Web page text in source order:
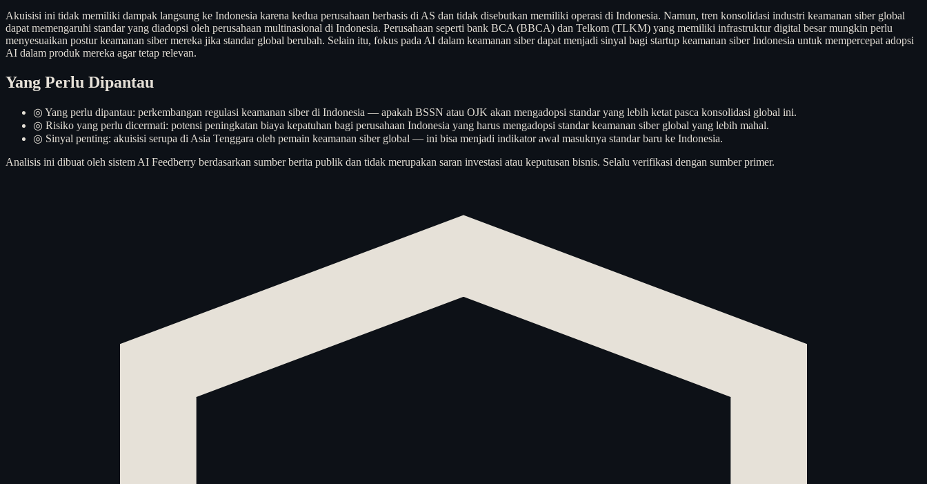
Akuisisi ini tidak memiliki dampak langsung ke Indonesia karena kedua perusahaan berbasis di AS dan tidak disebutkan memiliki operasi di Indonesia. Namun, tren konsolidasi industri keamanan siber global
dapat memengaruhi standar yang diadopsi oleh perusahaan multinasional di Indonesia. Perusahaan seperti bank BCA (BBCA) dan Telkom (TLKM) yang memiliki infrastruktur digital besar mungkin perlu
menyesuaikan postur keamanan siber mereka jika standar global berubah. Selain itu, fokus pada AI dalam keamanan siber dapat menjadi sinyal bagi startup keamanan siber Indonesia untuk mempercepat adopsi
AI dalam produk mereka agar tetap relevan.
Yang Perlu Dipantau
◎ Yang perlu dipantau: perkembangan regulasi keamanan siber di Indonesia — apakah BSSN atau OJK akan mengadopsi standar yang lebih ketat pasca konsolidasi global ini.
◎ Risiko yang perlu dicermati: potensi peningkatan biaya kepatuhan bagi perusahaan Indonesia yang harus mengadopsi standar keamanan siber global yang lebih mahal.
◎ Sinyal penting: akuisisi serupa di Asia Tenggara oleh pemain keamanan siber global — ini bisa menjadi indikator awal masuknya standar baru ke Indonesia.
Analisis ini dibuat oleh sistem AI Feedberry berdasarkan sumber berita publik dan tidak merupakan saran investasi atau keputusan bisnis. Selalu verifikasi dengan sumber primer.